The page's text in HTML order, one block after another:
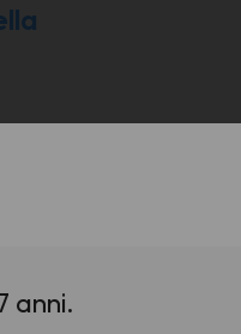
anni.